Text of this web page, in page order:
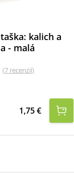
kalich a
- malá
(7 recenzií)
1,75 €